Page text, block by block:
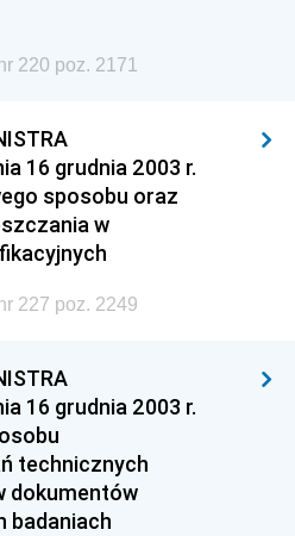
220 poz. 2171
16 grudnia 2003 r.
sposobu oraz
w
227 poz. 2249
16 grudnia 2003 r.
technicznych
dokumentów
badaniach